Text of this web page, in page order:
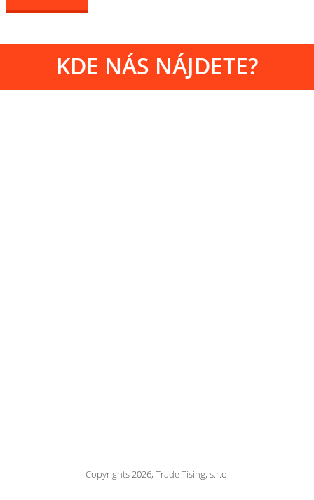
KDE NÁS NÁJDETE?
Copyrights 2026, Trade Tising, s.r.o.